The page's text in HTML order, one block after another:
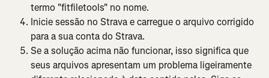
termo "fitfiletools" no nome.
Inicie sessão no Strava e carregue o arquivo corrigido
para a sua conta do Strava.
Se a solução acima não funcionar, isso significa que
seus arquivos apresentam um problema ligeiramente